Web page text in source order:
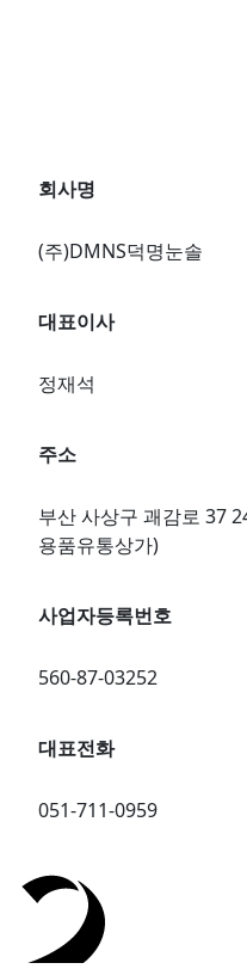
회사명
(주)DMNS덕명눈솔
대표이사
정재석
주소
부산 사상구 괘감로 37
용품유통상가)
사업자등록번호
560-87-03252
대표전화
051-711-0959